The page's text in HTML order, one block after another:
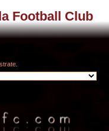
Football Club